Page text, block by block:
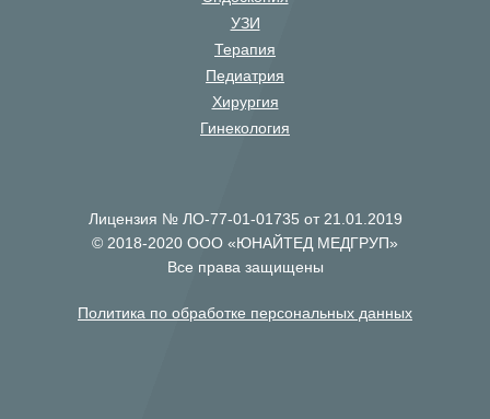
УЗИ
Терапия
Педиатрия
Хирургия
Гинекология
Лицензия № ЛО-77-01-01735 от 21.01.2019
© 2018-2020 ООО «ЮНАЙТЕД МЕДГРУП»
Все права защищены
Политика по обработке персональных данных